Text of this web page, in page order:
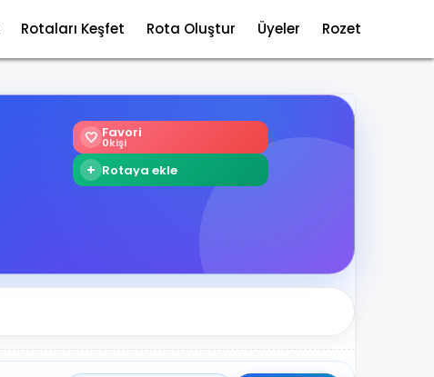
Rotaları Keşfet Rota Oluştur Üyeler Rozet
🤍 Favori
0kişi
+ Rotaya ekle